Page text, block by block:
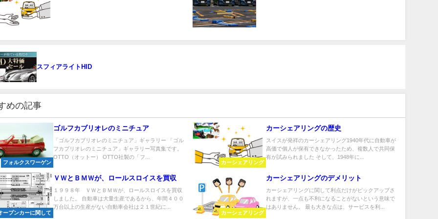
スフィアライトHID
めの記事
フォルクスワーゲン
ゴルフカブリオレのミニチュア
「ゴルフカブリオレのミニチュア」ギャラリー 「ゴル
フカブリオレのミニチュア」ギャラリー写真集です。
OTTO（オットー） OTTO社製の「フ...
カーシェアリング
カーシェアリングの歴史
スイスが発祥のカーシェアリング1940年代に自動車が
高価で個人が保有できなかったため、複数人で共同保
有が試みられました そして、1948年に...
ープンカーに関して
ＶＷとＢＭＷが、ロールスロイスを買収
１９９８年 ＶＷとＢＭＷが、ロールスロイスを買収
しました。 自動車は大量生産であるから、年間４００
万台以上の生産がない自動車会社は２１世紀に...
カーシェアリング
カーシェアリングのデメリット
カーシェアリングに関して利点だけがピックアップさ
れますが、一点も不利になることがないという意味で
はありません。 最も大きな点は、サービスを利...